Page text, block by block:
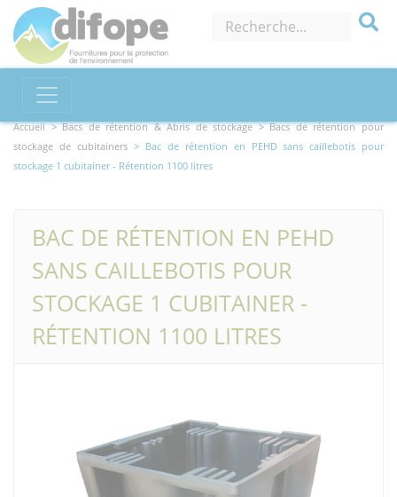
Accueil >Bacs de rétention & Abris de stockage> Bacs de rétention pour
stockage de cubitainers > Bac de rétention en PEHD sans caillebotis pour
stockage 1 cubitainer - Rétention 1100 litres
BAC DE RÉTENTION EN PEHD
SANS CAILLEBOTIS POUR
STOCKAGE 1 CUBITAINER -
RÉTENTION 1100 LITRES